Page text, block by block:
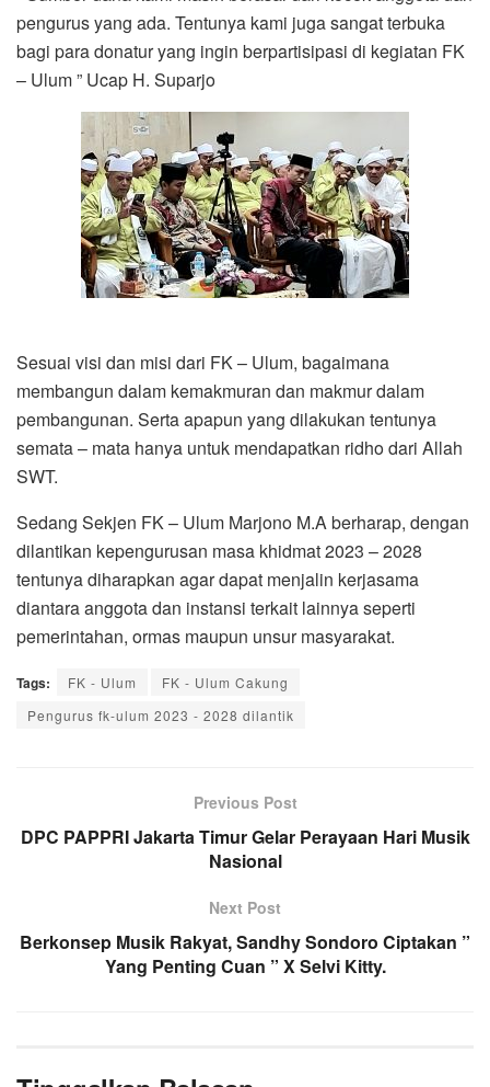
pengurus yang ada. Tentunya kami juga sangat terbuka
bagi para donatur yang ingin berpartisipasi di kegiatan FK
– Ulum ” Ucap H. Suparjo
Sesuai visi dan misi dari FK – Ulum, bagaimana
membangun dalam kemakmuran dan makmur dalam
pembangunan. Serta apapun yang dilakukan tentunya
semata – mata hanya untuk mendapatkan ridho dari Allah
SWT.
Sedang Sekjen FK – Ulum Marjono M.A berharap, dengan
dilantikan kepengurusan masa khidmat 2023 – 2028
tentunya diharapkan agar dapat menjalin kerjasama
diantara anggota dan instansi terkait lainnya seperti
pemerintahan, ormas maupun unsur masyarakat.
Tags: FK - Ulum
FK - Ulum Cakung
Pengurus fk-ulum 2023 - 2028 dilantik
Previous Post
DPC PAPPRI Jakarta Timur Gelar Perayaan Hari Musik
Nasional
Next Post
Berkonsep Musik Rakyat, Sandhy Sondoro Ciptakan ”
Yang Penting Cuan ” X Selvi Kitty.